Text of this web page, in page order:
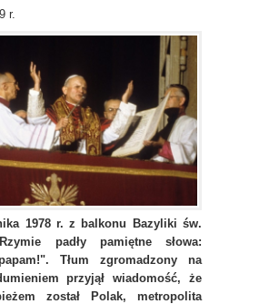
r.
1978 r. z balkonu Bazyliki św.
padły pamiętne słowa:
Tłum zgromadzony na
przyjął wiadomość, że
został Polak, metropolita